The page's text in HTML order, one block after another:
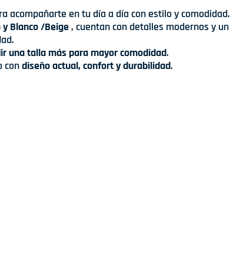
acompañarte en tu día a día con estilo y comodidad.
Blanco /Beige, cuentan con detalles modernos y un
una talla más para mayor comodidad.
condiseño actual, confort y durabilidad.